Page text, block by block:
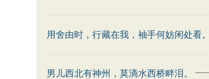
用舍由时，行藏在我，袖手何妨闲处看。
男儿西北有神州，莫滴水西桥畔泪。